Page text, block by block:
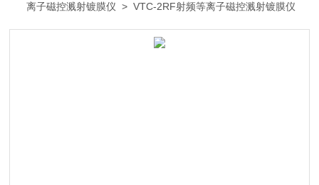
离子磁控溅射镀膜仪 > VTC-2RF射频等离子磁控溅射镀膜仪